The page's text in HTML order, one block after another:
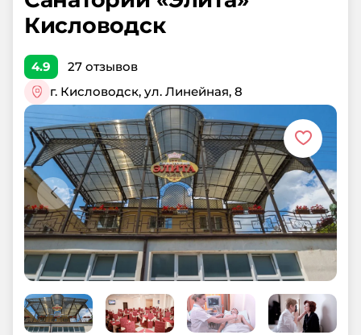
Кисловодск
4.9 27 отзывов
г. Кисловодск, ул. Линейная, 8